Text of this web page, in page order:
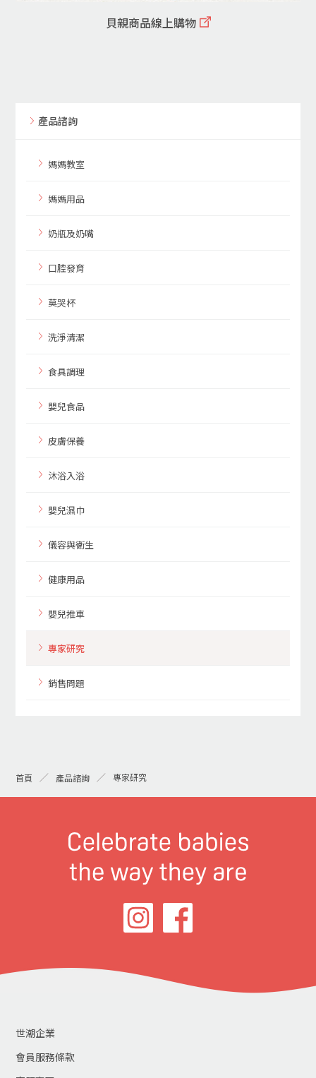
貝親商品線上購物
產品諮詢
媽媽教室
媽媽用品
奶瓶及奶嘴
口腔發育
莫哭杯
洗淨清潔
食具調理
嬰兒食品
皮膚保養
沐浴入浴
嬰兒濕巾
儀容與衛生
健康用品
嬰兒推車
專家研究
銷售問題
首頁 產品諮詢 專家研究
世潮企業
會員服務條款